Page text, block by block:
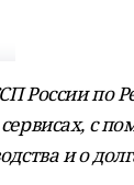
России по
с
и о